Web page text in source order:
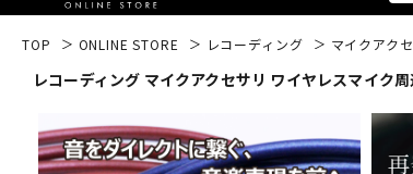
ア
アコ
TOP ONLINE STORE レコーディング マイクアク
レコーディング マイクアクセサリ ワイヤレスマイク